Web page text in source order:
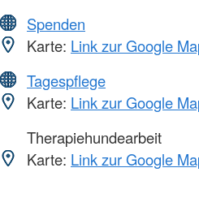
Spenden
Karte: Link zur Google
Tagespflege
Karte: Link zur Google
Therapiehundearbeit
Karte: Link zur Google